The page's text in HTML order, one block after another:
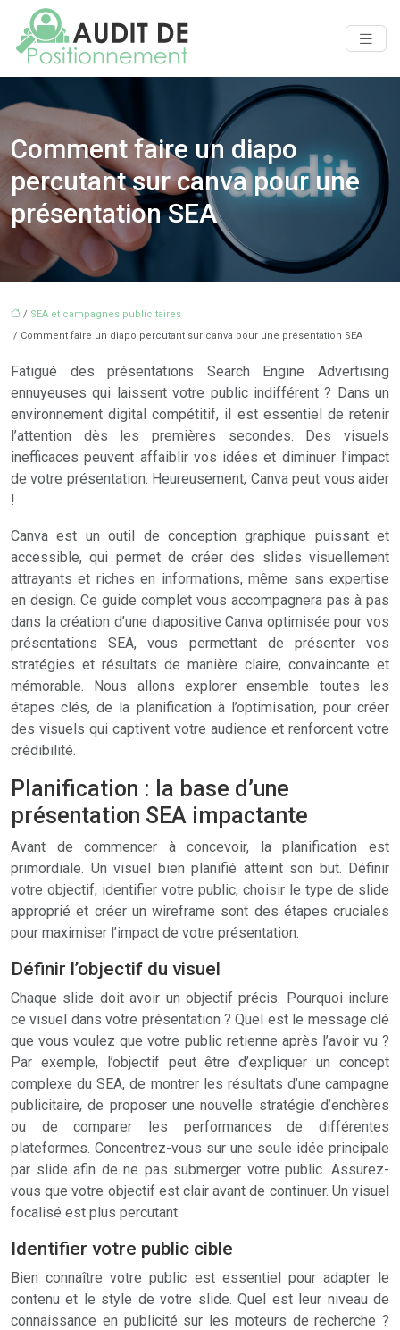
Comment faire un diapo
percutant sur canva pour une
présentation SEA
/ SEA et campagnes publicitaires
/ Comment faire un diapo percutant sur canva pour une présentation SEA
Fatigué des présentations Search Engine Advertising
ennuyeuses qui laissent votre public indifférent ? Dans un
environnement digital compétitif, il est essentiel de retenir
l’attention dès les premières secondes. Des visuels
inefficaces peuvent affaiblir vos idées et diminuer l’impact
de votre présentation. Heureusement, Canva peut vous aider
!
Canva est un outil de conception graphique puissant et
accessible, qui permet de créer des slides visuellement
attrayants et riches en informations, même sans expertise
en design. Ce guide complet vous accompagnera pas à pas
dans la création d’une diapositive Canva optimisée pour vos
présentations SEA, vous permettant de présenter vos
stratégies et résultats de manière claire, convaincante et
mémorable. Nous allons explorer ensemble toutes les
étapes clés, de la planification à l’optimisation, pour créer
des visuels qui captivent votre audience et renforcent votre
crédibilité.
Planification : la base d’une
présentation SEA impactante
Avant de commencer à concevoir, la planification est
primordiale. Un visuel bien planifié atteint son but. Définir
votre objectif, identifier votre public, choisir le type de slide
approprié et créer un wireframe sont des étapes cruciales
pour maximiser l’impact de votre présentation.
Définir l’objectif du visuel
Chaque slide doit avoir un objectif précis. Pourquoi inclure
ce visuel dans votre présentation ? Quel est le message clé
que vous voulez que votre public retienne après l’avoir vu ?
Par exemple, l’objectif peut être d’expliquer un concept
complexe du SEA, de montrer les résultats d’une campagne
publicitaire, de proposer une nouvelle stratégie d’enchères
ou de comparer les performances de différentes
plateformes. Concentrez-vous sur une seule idée principale
par slide afin de ne pas submerger votre public. Assurez-
vous que votre objectif est clair avant de continuer. Un visuel
focalisé est plus percutant.
Identifier votre public cible
Bien connaître votre public est essentiel pour adapter le
contenu et le style de votre slide. Quel est leur niveau de
connaissance en publicité sur les moteurs de recherche ?